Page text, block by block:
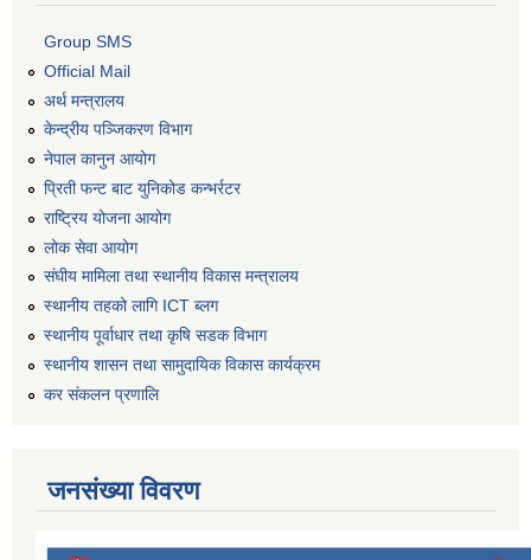
Group SMS
Official Mail
अर्थ मन्त्रालय
केन्द्रीय पञ्जिकरण विभाग
नेपाल कानुन आयोग
प्रिती फन्ट बाट युनिकोड कन्भर्रटर
राष्ट्रिय योजना आयोग
लोक सेवा आयोग
संघीय मामिला तथा स्थानीय विकास मन्त्रालय
स्थानीय तहको लागि ICT ब्लग
स्थानीय पूर्वाधार तथा कृषि सडक विभाग
स्थानीय शासन तथा सामुदायिक विकास कार्यक्रम
कर स‌ंकलन प्रणालि
जनसंख्या विवरण